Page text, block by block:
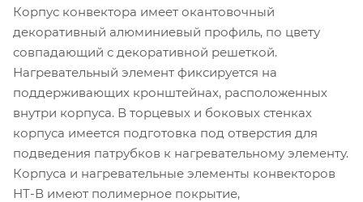
Корпус конвектора имеет окантовочный
декоративный алюминиевый профиль, по цвету
совпадающий с декоративной решеткой.
Нагревательный элемент фиксируется на
поддерживающих кронштейнах, расположенных
внутри корпуса. В торцевых и боковых стенках
корпуса имеется подготовка под отверстия для
подведения патрубков к нагревательному элементу.
Корпуса и нагревательные элементы конвекторов
НТ-В имеют полимерное покрытие,